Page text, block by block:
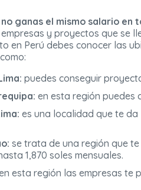
ganas el mismo salario en
y proyectos que se
en Perú debes conocer las
puedes conseguir
en esta región puedes
es una localidad que te
se trata de una región que
1,870 soles mensuales.
esta región las empresas te